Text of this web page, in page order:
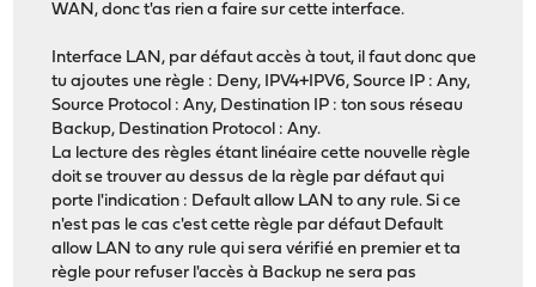
WAN, donc t'as rien a faire sur cette interface.
Interface LAN, par défaut accès à tout, il faut donc que
tu ajoutes une règle : Deny, IPV4+IPV6, Source IP : Any,
Source Protocol : Any, Destination IP : ton sous réseau
Backup, Destination Protocol : Any.
La lecture des règles étant linéaire cette nouvelle règle
doit se trouver au dessus de la règle par défaut qui
porte l'indication : Default allow LAN to any rule. Si ce
n'est pas le cas c'est cette règle par défaut Default
allow LAN to any rule qui sera vérifié en premier et ta
règle pour refuser l'accès à Backup ne sera pas